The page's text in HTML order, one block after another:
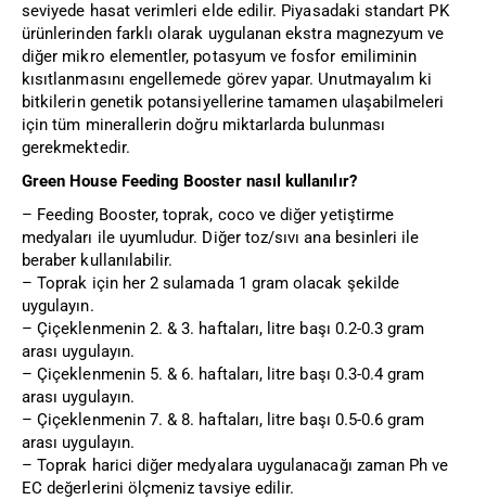
seviyede hasat verimleri elde edilir. Piyasadaki standart PK
ürünlerinden farklı olarak uygulanan ekstra magnezyum ve
diğer mikro elementler, potasyum ve fosfor emiliminin
kısıtlanmasını engellemede görev yapar. Unutmayalım ki
bitkilerin genetik potansiyellerine tamamen ulaşabilmeleri
için tüm minerallerin doğru miktarlarda bulunması
gerekmektedir.
Green House Feeding Booster nasıl kullanılır?
– Feeding Booster, toprak, coco ve diğer yetiştirme
medyaları ile uyumludur. Diğer toz/sıvı ana besinleri ile
beraber kullanılabilir.
– Toprak için her 2 sulamada 1 gram olacak şekilde
uygulayın.
– Çiçeklenmenin 2. & 3. haftaları, litre başı 0.2-0.3 gram
arası uygulayın.
– Çiçeklenmenin 5. & 6. haftaları, litre başı 0.3-0.4 gram
arası uygulayın.
– Çiçeklenmenin 7. & 8. haftaları, litre başı 0.5-0.6 gram
arası uygulayın.
– Toprak harici diğer medyalara uygulanacağı zaman Ph ve
EC değerlerini ölçmeniz tavsiye edilir.